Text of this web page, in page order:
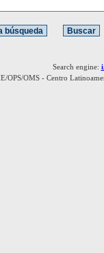
Search engine:
OPS/OMS - Centro